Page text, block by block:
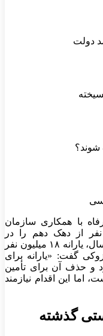
دولت
شوند؟
با همکاری سازمان
یارانه ۳ میلیون نفر از دهک دهم را در
مردادماه حذف کرد و قرار است تا پایان سال، یارانه ۱۸ میلیون نفر
گفت: «یارانه برای
و حذف آن برای تأمین
این اقدام نیازمند
گذشته